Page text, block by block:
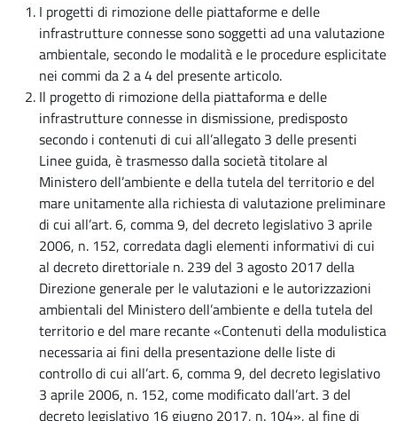
I progetti di rimozione delle piattaforme e delle
infrastrutture connesse sono soggetti ad una valutazione
ambientale, secondo le modalità e le procedure esplicitate
nei commi da 2 a 4 del presente articolo.
Il progetto di rimozione della piattaforma e delle
infrastrutture connesse in dismissione, predisposto
secondo i contenuti di cui all’allegato 3 delle presenti
Linee guida, è trasmesso dalla società titolare al
Ministero dell’ambiente e della tutela del territorio e del
mare unitamente alla richiesta di valutazione preliminare
di cui all’art. 6, comma 9, del decreto legislativo 3 aprile
2006, n. 152, corredata dagli elementi informativi di cui
al decreto direttoriale n. 239 del 3 agosto 2017 della
Direzione generale per le valutazioni e le autorizzazioni
ambientali del Ministero dell’ambiente e della tutela del
territorio e del mare recante «Contenuti della modulistica
necessaria ai fini della presentazione delle liste di
controllo di cui all’art. 6, comma 9, del decreto legislativo
3 aprile 2006, n. 152, come modificato dall’art. 3 del
decreto legislativo 16 giugno 2017, n. 104», al fine di